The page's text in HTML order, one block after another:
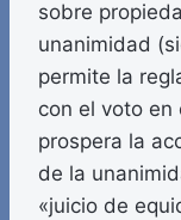
sobre
unanimidad
permite la
con el voto
prospera la
de la
«juicio de